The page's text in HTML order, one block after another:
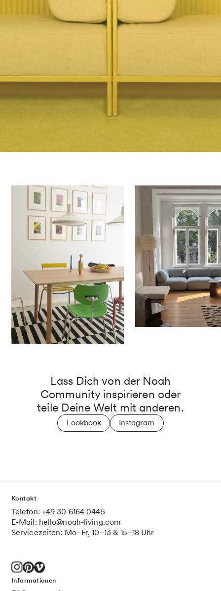
Lass Dich von der Noah
Community inspirieren oder
teile Deine Welt mit anderen.
Lookbook Instagram
Kontakt
Telefon: +49 30 6164 0445
E-Mail: hello@noah-living.com
Servicezeiten: Mo–Fr, 10–13 & 15–18 Uhr
Informationen